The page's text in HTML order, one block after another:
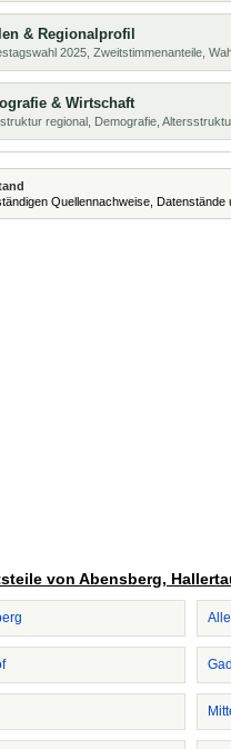
& Regionalprofil
2025, Zweitstimmenanteile,
& Wirtschaft
regional, Demografie,
Quellennachweise,
von Abensberg,